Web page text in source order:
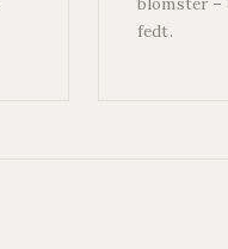
fedt.